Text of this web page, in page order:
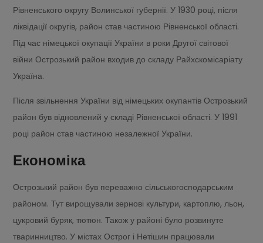
Рівненського округу Волинської губернії. У 1930 році, після
ліквідації округів, район став частиною Рівненської області.
Під час німецької окупації України в роки Другої світової
війни Острозький район входив до складу Райхскомісаріату
Україна.
Після звільнення України від німецьких окупантів Острозький
район був відновлений у складі Рівненської області. У 1991
році район став частиною незалежної України.
Економіка
Острозький район був переважно сільськогосподарським
районом. Тут вирощували зернові культури, картоплю, льон,
цукровий буряк, тютюн. Також у районі було розвинуте
тваринництво. У містах Острог і Нетішин працювали